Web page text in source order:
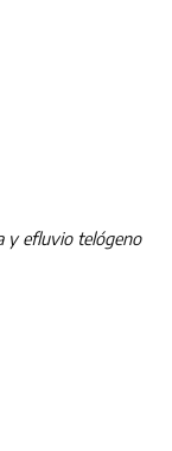
y efluvio telógeno